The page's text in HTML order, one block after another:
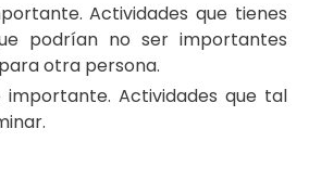
Actividades que tienes
podrían no ser importantes
otra persona.
importante. Actividades que tal